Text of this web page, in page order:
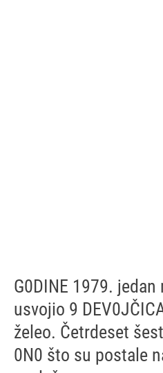
G0DINE 1979.
usvojio 9
želeo. Četrdeset
0N0 što su postale